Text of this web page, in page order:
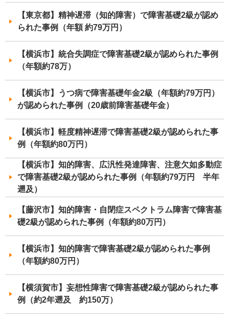
【東京都】精神遅滞（知的障害）で障害基礎2級が認め
られた事例（年額 約79万円）
【横浜市】統合失調症で障害基礎2級が認められた事例
（年額約78万）
【横浜市】うつ病で障害基礎年金2級（年額約79万円）
が認められた事例（20歳前障害基礎年金）
【横浜市】軽度精神遅滞で障害基礎2級が認められた事
例（年額約80万円）
【横浜市】知的障害、広汎性発達障害、注意欠如多動症
で障害基礎2級が認められた事例（年額約79万円 半年
遡及）
【藤沢市】知的障害・自閉症スペクトラム障害で障害基
礎2級が認められた事例（年額約80万円）
【横浜市】知的障害で障害基礎2級が認められた事例
（年額約80万円）
【横須賀市】妄想性障害で障害基礎2級が認められた事
例（約2年遡及 約150万）